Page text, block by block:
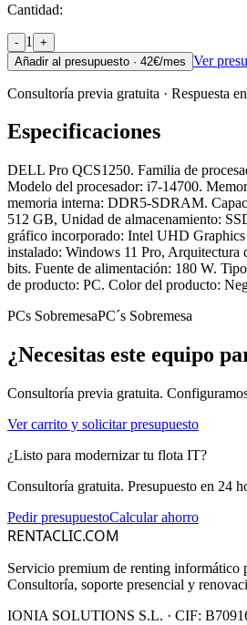
Cantidad:
- 1
+
Añadir al presupuesto · 42€/mes Ver
Consultoría previa gratuita · Respuesta
Especificaciones
DELL Pro QCS1250. Familia de
Modelo del procesador: i7-14700.
memoria interna: DDR5-SDRAM.
512 GB, Unidad de almacenamiento:
gráfico incorporado: Intel UHD
instalado: Windows 11 Pro, Arquitectura
bits. Fuente de alimentación: 180 W.
de producto: PC. Color del producto:
PCs SobremesaPC´s Sobremesa
¿Necesitas este equipo
Consultoría previa gratuita.
Ver carrito y solicitar presupuesto
¿Listo para modernizar tu flota IT?
Consultoría gratuita. Presupuesto en 24
Pedir presupuestoCalcular ahorro
RENTACLIC.COM
Servicio premium de renting informático
Consultoría, soporte presencial y
IONIA SOLUTIONS S.L. · CIF: